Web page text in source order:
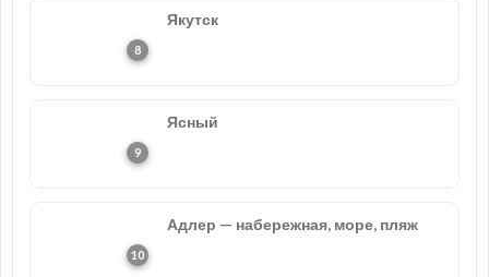
Якутск
Ясный
Адлер — набережная, море, пляж